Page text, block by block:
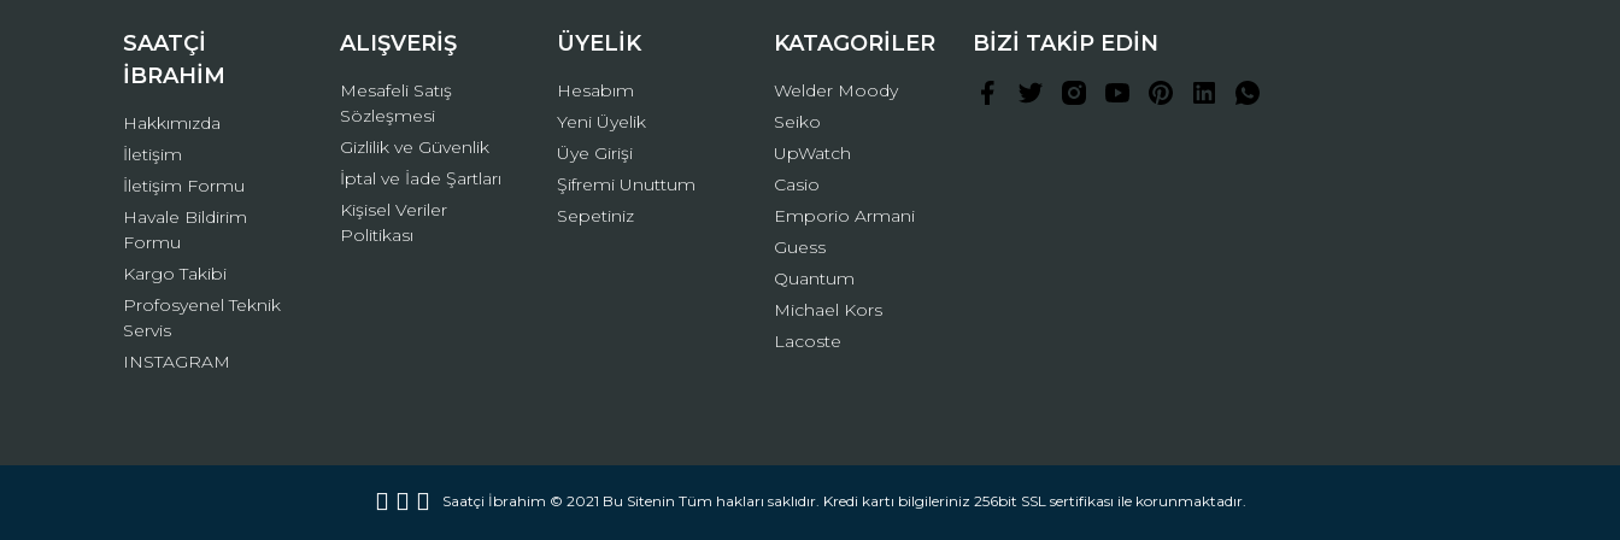
Bu ürüne benzer farklı alternatifler olmalı.
Gönder
SAATÇİ
İBRAHİM
Hakkımızda
İletişim
İletişim Formu
Havale Bildirim
Formu
Kargo Takibi
Profosyenel Teknik
Servis
INSTAGRAM
ALIŞVERİŞ
Mesafeli Satış
Sözleşmesi
Gizlilik ve Güvenlik
İptal ve İade Şartları
Kişisel Veriler
Politikası
ÜYELİK
Hesabım
Yeni Üyelik
Üye Girişi
Şifremi Unuttum
Sepetiniz
KATAGORİLER
Welder Moody
Seiko
UpWatch
Casio
Emporio Armani
Guess
Quantum
Michael Kors
Lacoste
BİZİ TAKİP EDİN
Saatçi İbrahim © 2021 Bu Sitenin Tüm hakları saklıdır. Kredi kartı bilgileriniz 256bit SSL sertifikası ile korunmaktadır.